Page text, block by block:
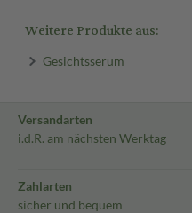
Weitere Produkte aus:
Gesichtsserum
Versandarten
i.d.R. am nächsten Werktag
Zahlarten
sicher und bequem